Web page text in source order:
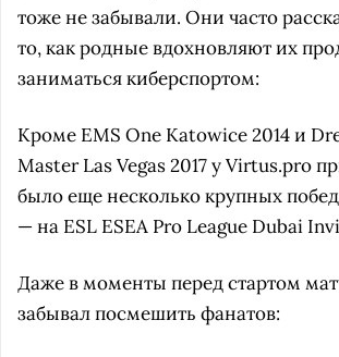
тоже не забывали. Они часто
то, как родные вдохновляют их
заниматься киберспортом:
Кроме EMS One Katowice 2014 и
Master Las Vegas 2017 у Virtus.pro
было еще несколько крупных
— на ESL ESEA Pro League Dubai
Даже в моменты перед стартом
забывал посмешить фанатов: